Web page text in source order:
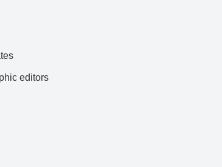
editors